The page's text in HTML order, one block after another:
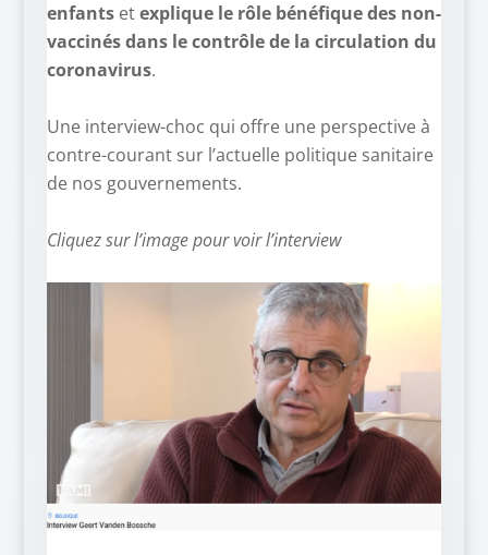
enfantsetexplique le rôle bénéfique des non-
vaccinés dans le contrôle de la circulation du
coronavirus.
Une interview-choc qui offre une perspective à
contre-courant sur l’actuelle politique sanitaire
de nos gouvernements.
Cliquez sur l’image pour voir l’interview